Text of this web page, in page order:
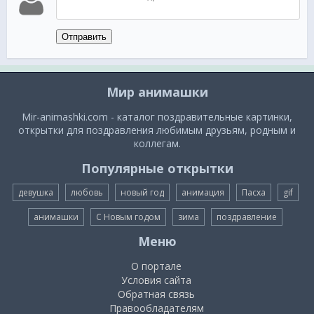
Отправить
Мир анимашки
Mir-animashki.com - каталог поздравительные картинки,
открытки для поздравления любимым друзьям, родным и
коллегам.
Популярные открытки
девушка любовь новый год анимация Пасха gif
анимашки С Новым годом зима поздравление
Меню
О портале
Условия сайта
Обратная связь
Правообладателям